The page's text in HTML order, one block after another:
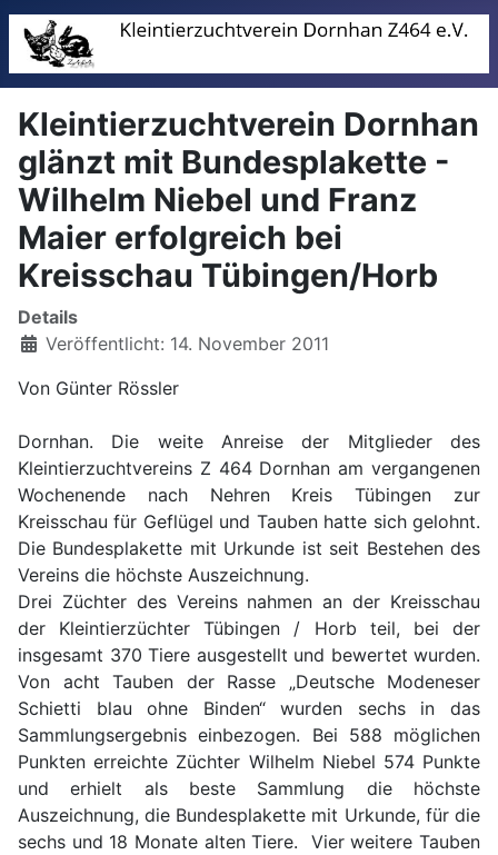
Kleintierzuchtverein Dornhan
glänzt mit Bundesplakette -
Wilhelm Niebel und Franz
Maier erfolgreich bei
Kreisschau Tübingen/Horb
Details
Veröffentlicht: 14. November 2011
Von Günter Rössler
Dornhan. Die weite Anreise der Mitglieder des
Kleintierzuchtvereins Z 464 Dornhan am vergangenen
Wochenende nach Nehren Kreis Tübingen zur
Kreisschau für Geflügel und Tauben hatte sich gelohnt.
Die Bundesplakette mit Urkunde ist seit Bestehen des
Vereins die höchste Auszeichnung.
Drei Züchter des Vereins nahmen an der Kreisschau
der Kleintierzüchter Tübingen / Horb teil, bei der
insgesamt 370 Tiere ausgestellt und bewertet wurden.
Von acht Tauben der Rasse „Deutsche Modeneser
Schietti blau ohne Binden“ wurden sechs in das
Sammlungsergebnis einbezogen. Bei 588 möglichen
Punkten erreichte Züchter Wilhelm Niebel 574 Punkte
und erhielt als beste Sammlung die höchste
Auszeichnung, die Bundesplakette mit Urkunde, für die
sechs und 18 Monate alten Tiere. Vier weitere Tauben